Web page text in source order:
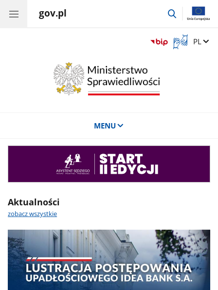
gov.pl
przejdź
Otwórz
okno
Zmień
PL
MENU
Aktualności
zobacz wszystkie